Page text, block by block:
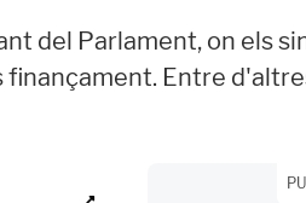
del Parlament, on els
Entre